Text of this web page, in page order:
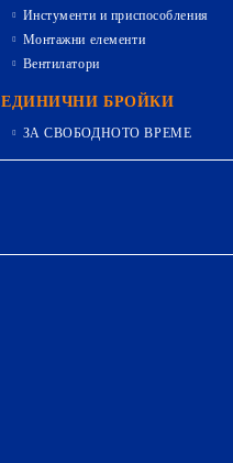
Инстументи и приспособления
Монтажни елементи
Вентилатори
ЕДИНИЧНИ БРОЙКИ
ЗА СВОБОДНОТО ВРЕМЕ